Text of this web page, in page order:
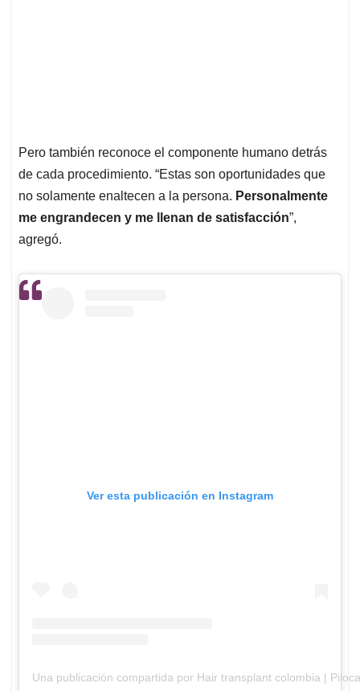
Pero también reconoce el componente humano detrás
de cada procedimiento. “Estas son oportunidades que
no solamente enaltecen a la persona. Personalmente
me engrandecen y me llenan de satisfacción”,
agregó.
Ver esta publicación en Instagram
Una publicación compartida por Hair transplant colombia |